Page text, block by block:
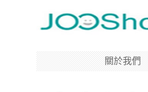
關於我們